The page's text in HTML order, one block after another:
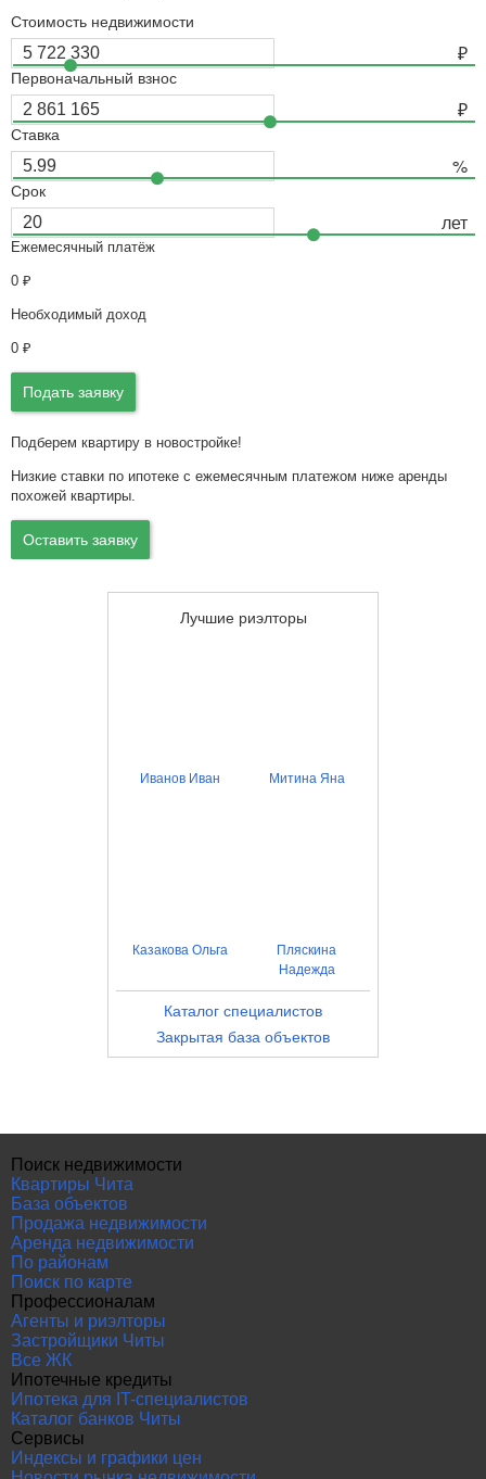
Стоимость недвижимости
Первоначальный взнос
Ставка
Срок
Ежемесячный платёж
0 ₽
Необходимый доход
0 ₽
Подать заявку
Подберем квартиру в новостройке!
Низкие ставки по ипотеке с ежемесячным платежом ниже аренды
похожей квартиры.
Оставить заявку
Лучшие риэлторы
Иванов Иван Митина Яна
Казакова Ольга
Пляскина
Надежда
Каталог специалистов
Закрытая база объектов
Поиск недвижимости
Квартиры Чита
База объектов
Продажа недвижимости
Аренда недвижимости
По районам
Поиск по карте
Профессионалам
Агенты и риэлторы
Застройщики Читы
Все ЖК
Ипотечные кредиты
Ипотека для IT-специалистов
Каталог банков Читы
Сервисы
Индексы и графики цен